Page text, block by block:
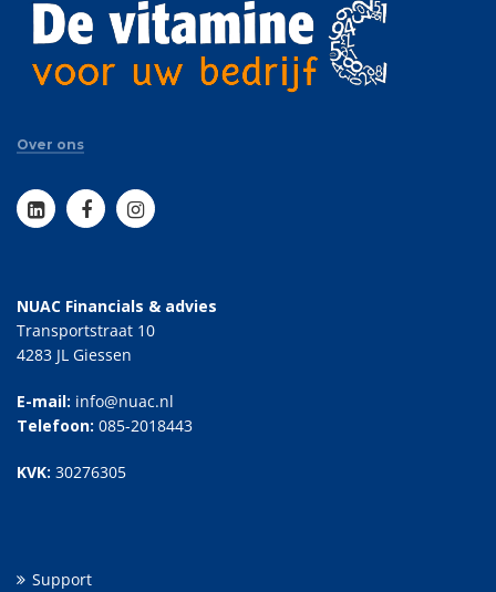
Over ons
NUAC Financials & advies
Transportstraat 10
4283 JL Giessen
E-mail: info@nuac.nl
Telefoon: 085-2018443
KVK: 30276305
Support